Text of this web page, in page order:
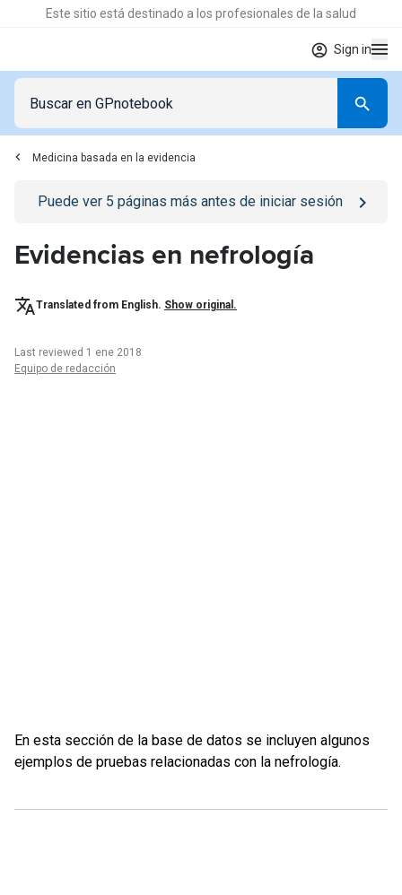
Este sitio está destinado a los profesionales de la salud
Sign in
Medicina basada en la evidencia
Go to/iniciar-sesionpage
Puede ver 5 páginas más antes de iniciar sesión
Evidencias en nefrología
Translated from English. Show original.
Last reviewed 1 ene 2018
Equipo de redacción
En esta sección de la base de datos se incluyen algunos
ejemplos de pruebas relacionadas con la nefrología.